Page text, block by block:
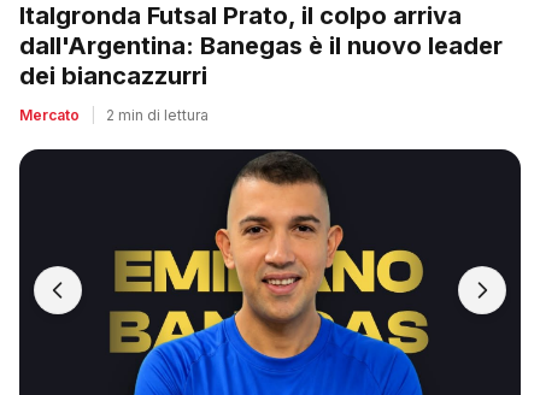
Italgronda Futsal Prato, il colpo arriva
dall'Argentina: Banegas è il nuovo leader
dei biancazzurri
Mercato 2 min di lettura